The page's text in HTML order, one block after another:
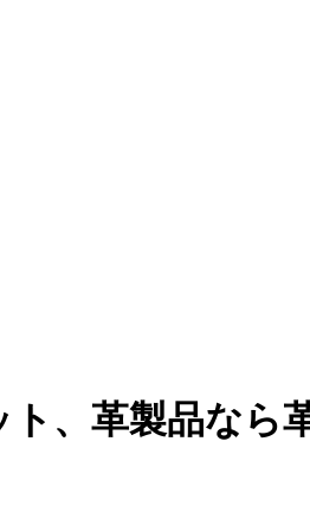
、革製品なら